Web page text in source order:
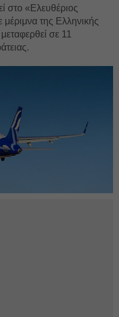
στο «Ελευθέριος
της Ελληνικής
σε 11